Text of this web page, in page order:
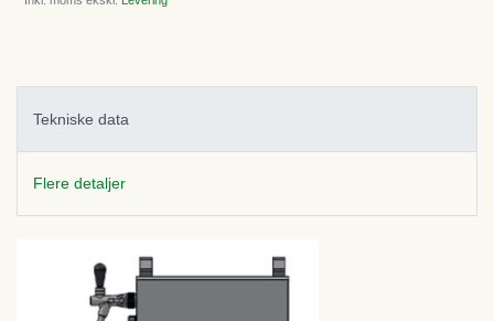
Tekniske data
Flere detaljer